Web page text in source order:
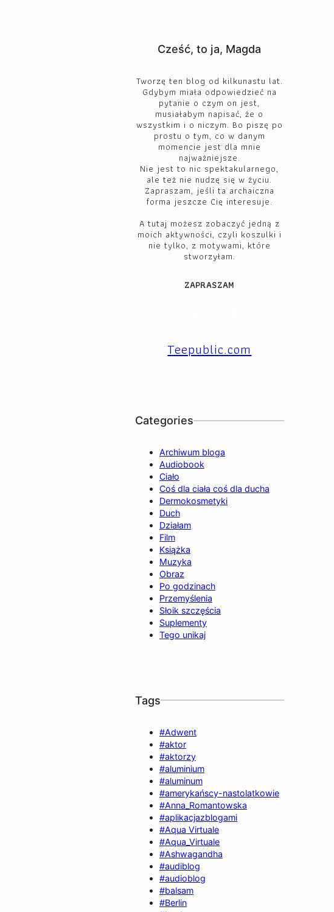
Cześć, to ja, Magda
Tworzę ten blog od kilkunastu lat.
Gdybym miała odpowiedzieć na
pytanie o czym on jest,
musiałabym napisać, że o
wszystkim i o niczym. Bo piszę po
prostu o tym, co w danym
momencie jest dla mnie
najważniejsze.
Nie jest to nic spektakularnego,
ale też nie nudzę się w życiu.
Zapraszam, jeśli ta archaiczna
forma jeszcze Cię interesuje.
A tutaj możesz zobaczyć jedną z
moich aktywności, czyli koszulki i
nie tylko, z motywami, które
stworzyłam.
ZAPRASZAM
Teepublic.com
Categories
Archiwum bloga
Audiobook
Ciało
Coś dla ciała coś dla ducha
Dermokosmetyki
Duch
Działam
Film
Książka
Muzyka
Obraz
Po godzinach
Przemyślenia
Słoik szczęścia
Suplementy
Tego unikaj
Tags
#Adwent
#aktor
#aktorzy
#aluminium
#aluminum
#amerykańscy-nastolatkowie
#Anna_Romantowska
#aplikacjazblogami
#Aqua Virtuale
#Aqua_Virtuale
#Ashwagandha
#audiblog
#audioblog
#balsam
#Berlin